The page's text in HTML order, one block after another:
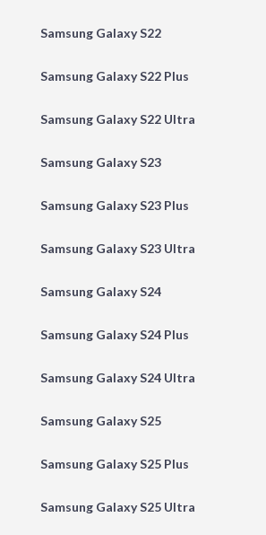
Samsung Galaxy S22
Samsung Galaxy S22 Plus
Samsung Galaxy S22 Ultra
Samsung Galaxy S23
Samsung Galaxy S23 Plus
Samsung Galaxy S23 Ultra
Samsung Galaxy S24
Samsung Galaxy S24 Plus
Samsung Galaxy S24 Ultra
Samsung Galaxy S25
Samsung Galaxy S25 Plus
Samsung Galaxy S25 Ultra